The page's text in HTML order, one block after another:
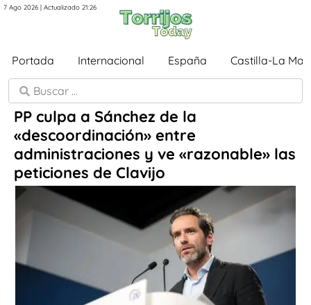
7 Ago 2026 | Actualizado 21:26
Portada Internacional España Castilla-La
PP culpa a Sánchez de la
«descoordinación» entre
administraciones y ve «razonable» las
peticiones de Clavijo